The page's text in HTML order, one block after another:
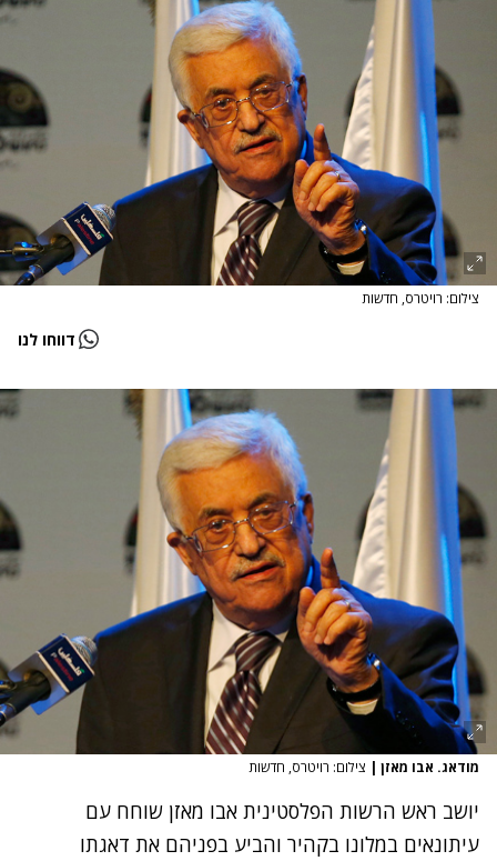
צילום: רויטרס, חדשות
דווחו לנו
מודאג. אבו מאזן | צילום: רויטרס, חדשות
יושב ראש הרשות הפלסטינית אבו מאזן שוחח עם
עיתונאים במלונו בקהיר והביע בפניהם את דאגתו